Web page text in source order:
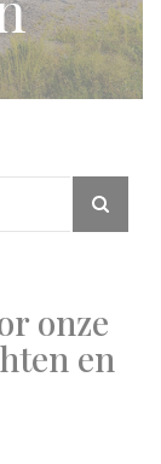
onze
en